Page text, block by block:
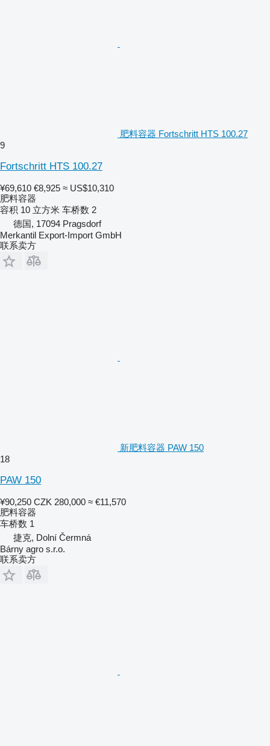
肥料容器 Fortschritt HTS 100.27
9
Fortschritt HTS 100.27
¥69,610 €8,925 ≈ US$10,310
肥料容器
容积 10 立方米 车桥数 2
德国, 17094 Pragsdorf
Merkantil Export-Import GmbH
联系卖方
新肥料容器 PAW 150
18
PAW 150
¥90,250 CZK 280,000 ≈ €11,570
肥料容器
车桥数 1
捷克, Dolní Čermná
Bárny agro s.r.o.
联系卖方